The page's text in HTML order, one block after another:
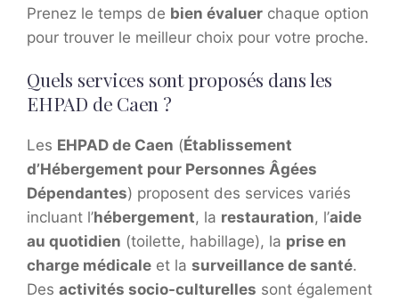
Prenez le temps de bien évaluer chaque option
pour trouver le meilleur choix pour votre proche.
Quels services sont proposés dans les
EHPAD de Caen ?
Les EHPAD de Caen (Établissement
d’Hébergement pour Personnes Âgées
Dépendantes) proposent des services variés
incluant l’hébergement, la restauration, l’aide
au quotidien (toilette, habillage), la prise en
charge médicale et la surveillance de santé.
Des activités socio-culturelles sont également